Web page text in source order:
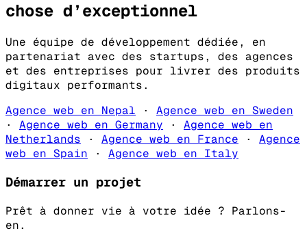
chose d’exceptionnel
Une équipe de développement dédiée, en
partenariat avec des startups, des agences
et des entreprises pour livrer des produits
digitaux performants.
Agence web en Nepal · Agence web en Sweden
· Agence web en Germany · Agence web en
Netherlands · Agence web en France · Agence
web en Spain · Agence web en Italy
Démarrer un projet
Prêt à donner vie à votre idée ? Parlons-
en.